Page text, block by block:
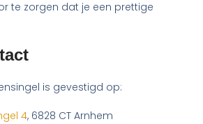
te zorgen dat je een prettige
is gevestigd op:
4, 6828 CT Arnhem